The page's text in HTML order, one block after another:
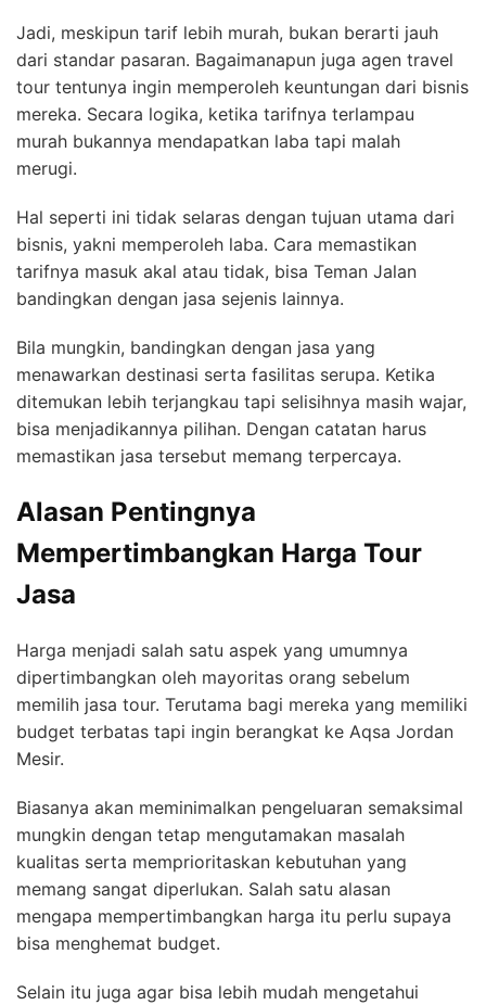
Jadi, meskipun tarif lebih murah, bukan berarti jauh
dari standar pasaran. Bagaimanapun juga agen travel
tour tentunya ingin memperoleh keuntungan dari bisnis
mereka. Secara logika, ketika tarifnya terlampau
murah bukannya mendapatkan laba tapi malah
merugi.
Hal seperti ini tidak selaras dengan tujuan utama dari
bisnis, yakni memperoleh laba. Cara memastikan
tarifnya masuk akal atau tidak, bisa Teman Jalan
bandingkan dengan jasa sejenis lainnya.
Bila mungkin, bandingkan dengan jasa yang
menawarkan destinasi serta fasilitas serupa. Ketika
ditemukan lebih terjangkau tapi selisihnya masih wajar,
bisa menjadikannya pilihan. Dengan catatan harus
memastikan jasa tersebut memang terpercaya.
Alasan Pentingnya
Mempertimbangkan Harga Tour
Jasa
Harga menjadi salah satu aspek yang umumnya
dipertimbangkan oleh mayoritas orang sebelum
memilih jasa tour. Terutama bagi mereka yang memiliki
budget terbatas tapi ingin berangkat ke Aqsa Jordan
Mesir.
Biasanya akan meminimalkan pengeluaran semaksimal
mungkin dengan tetap mengutamakan masalah
kualitas serta memprioritaskan kebutuhan yang
memang sangat diperlukan. Salah satu alasan
mengapa mempertimbangkan harga itu perlu supaya
bisa menghemat budget.
Selain itu juga agar bisa lebih mudah mengetahui